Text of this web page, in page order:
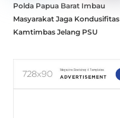
Polda Papua Barat Imbau
Masyarakat Jaga Kondusifitas
Kamtimbas Jelang PSU